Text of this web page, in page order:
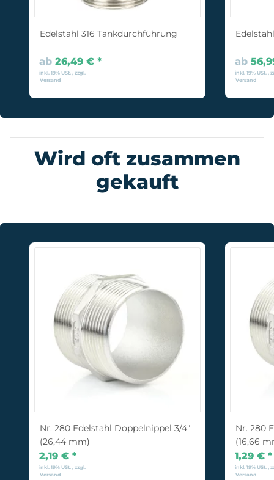
Edelstahl 316 Tankdurchführung
ab 26,49 € *
inkl. 19% USt. , zzgl.
Versand
ab
inkl. 19% USt. ,
Versand
Wird oft zusammen
gekauft
Nr. 280 Edelstahl Doppelnippel 3/4"
(26,44 mm)
2,19 € *
inkl. 19% USt. , zzgl.
Versand
Nr. 280
(16,66
1,29 € *
inkl. 19% USt. ,
Versand